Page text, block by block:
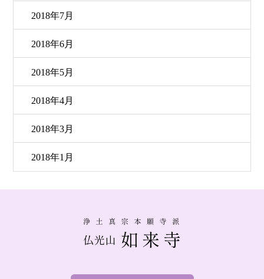
2018年7月
2018年6月
2018年5月
2018年4月
2018年3月
2018年1月